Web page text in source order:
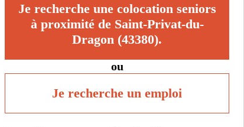
Je recherche une colocation seniors
à proximité de Saint-Privat-du-
Dragon (43380).
ou
Je recherche un emploi